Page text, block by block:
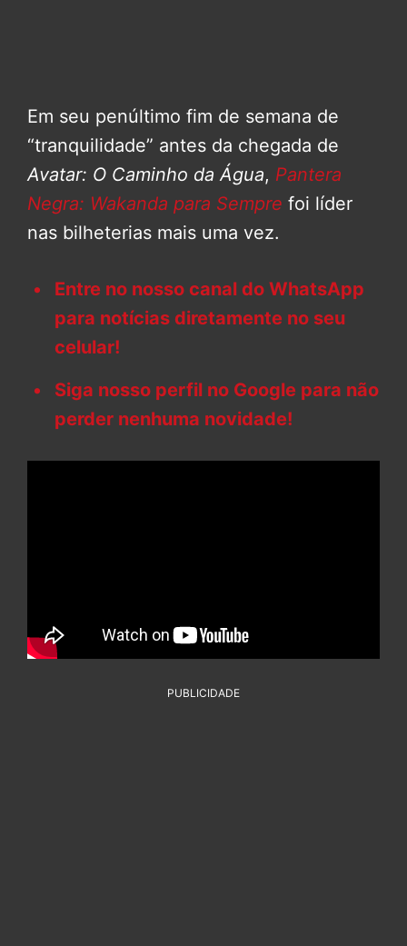
Em seu penúltimo fim de semana de
“tranquilidade” antes da chegada de
Avatar: O Caminho da Água, Pantera
Negra: Wakanda para Sempre foi líder
nas bilheterias mais uma vez.
Entre no nosso canal do WhatsApp
para notícias diretamente no seu
celular!
Siga nosso perfil no Google para não
perder nenhuma novidade!
PUBLICIDADE